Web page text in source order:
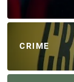
CRIME